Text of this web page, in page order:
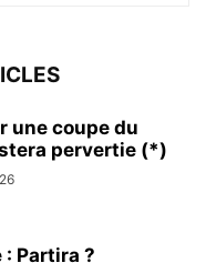
une coupe du
pervertie (*)
Partira ?